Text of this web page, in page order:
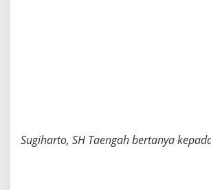
Sugiharto, SH Taengah bertanya